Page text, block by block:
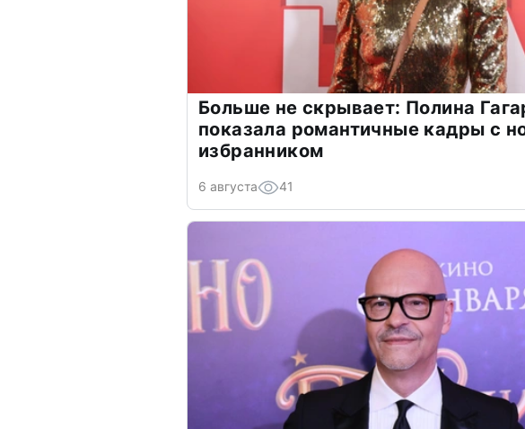
Больше не скрывает: Полина
показала романтичные кадры с
избранником
6 августа 41